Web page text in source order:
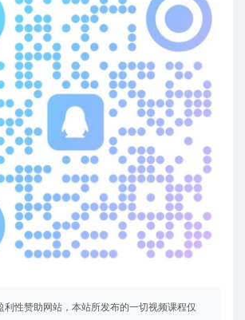
利性赞助网站，本站所发布的一切视频课程仅